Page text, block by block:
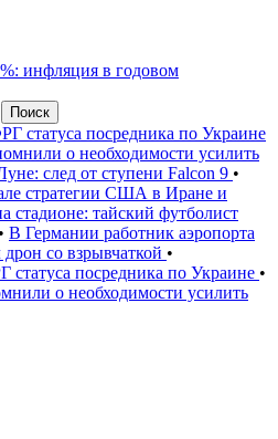
инфляция в годовом
Поиск
статуса посредника по Украине
о необходимости усилить
след от ступени Falcon 9 •
стратегии США в Иране и
стадионе: тайский футболист
• В Германии работник аэропорта
со взрывчаткой •
посредника по Украине •
о необходимости усилить